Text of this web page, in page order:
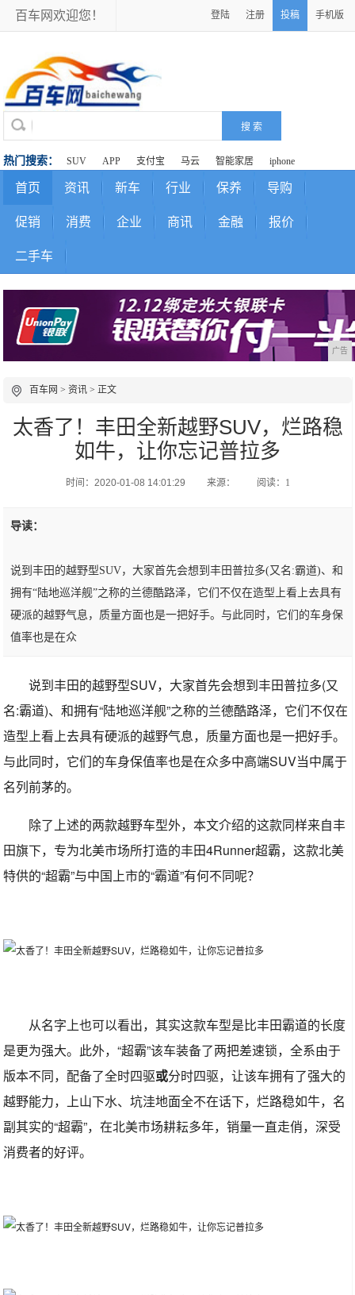
百车网欢迎您！ 登陆 注册 投稿 手机版
热门搜索： SUV APP 支付宝 马云 智能家居 iphone
首页 资讯 新车 行业 保养 导购
促销 消费 企业 商讯 金融 报价
二手车
广告
百车网 >资讯 > 正文
太香了！丰田全新越野SUV，烂路稳
如牛，让你忘记普拉多
时间：2020-01-08 14:01:29 来源： 阅读：1
导读：
说到丰田的越野型SUV，大家首先会想到丰田普拉多(又名:霸道)、和
拥有“陆地巡洋舰”之称的兰德酷路泽，它们不仅在造型上看上去具有
硬派的越野气息，质量方面也是一把好手。与此同时，它们的车身保
值率也是在众
说到丰田的越野型SUV，大家首先会想到丰田普拉多(又
名:霸道)、和拥有“陆地巡洋舰”之称的兰德酷路泽，它们不仅在
造型上看上去具有硬派的越野气息，质量方面也是一把好手。
与此同时，它们的车身保值率也是在众多中高端SUV当中属于
名列前茅的。
除了上述的两款越野车型外，本文介绍的这款同样来自丰
田旗下，专为北美市场所打造的丰田4Runner超霸，这款北美
特供的“超霸”与中国上市的“霸道”有何不同呢？
从名字上也可以看出，其实这款车型是比丰田霸道的长度
是更为强大。此外，“超霸”该车装备了两把差速锁，全系由于
版本不同，配备了全时四驱或分时四驱，让该车拥有了强大的
越野能力，上山下水、坑洼地面全不在话下，烂路稳如牛，名
副其实的“超霸”，在北美市场耕耘多年，销量一直走俏，深受
消费者的好评。